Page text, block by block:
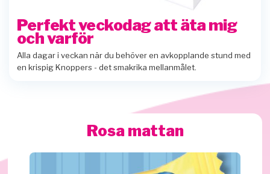
Perfekt veckodag att äta mig
och varför
Alla dagar i veckan när du behöver en avkopplande stund med
en krispig Knoppers - det smakrika mellanmålet.
Rosa mattan